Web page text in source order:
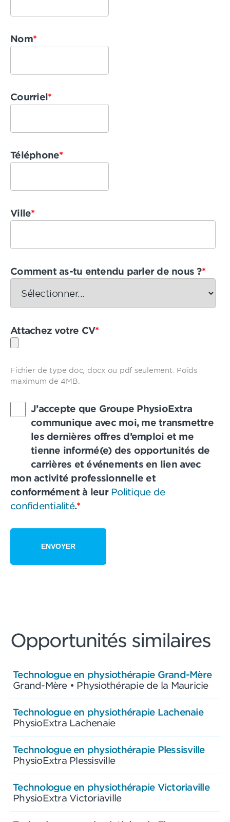
Nom*
Courriel*
Téléphone*
Ville*
Comment as-tu entendu parler de nous ?*
Attachez votre CV*
Fichier de type doc, docx ou pdf seulement. Poids
maximum de 4MB.
J’accepte que Groupe PhysioExtra
communique avec moi, me transmettre
les dernières offres d’emploi et me
tienne informé(e) des opportunités de
carrières et événements en lien avec
mon activité professionnelle et
conformément à leur Politique de
confidentialité.*
Opportunités similaires
Technologue en physiothérapie Grand-Mère
Grand-Mère • Physiothérapie de la Mauricie
Technologue en physiothérapie Lachenaie
PhysioExtra Lachenaie
Technologue en physiothérapie Plessisville
PhysioExtra Plessisville
Technologue en physiothérapie Victoriaville
PhysioExtra Victoriaville